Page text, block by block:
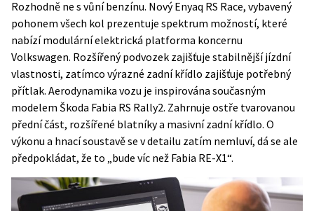
Rozhodně ne s vůní benzínu. Nový Enyaq RS Race, vybavený
pohonem všech kol prezentuje spektrum možností, které
nabízí modulární elektrická platforma koncernu
Volkswagen. Rozšířený podvozek zajišťuje stabilnější jízdní
vlastnosti, zatímco výrazné zadní křídlo zajišťuje potřebný
přítlak. Aerodynamika vozu je inspirována současným
modelem Škoda Fabia RS Rally2. Zahrnuje ostře tvarovanou
přední část, rozšířené blatníky a masivní zadní křídlo. O
výkonu a hnací soustavě se v detailu zatím nemluví, dá se ale
předpokládat, že to „bude víc než Fabia RE-X1“.